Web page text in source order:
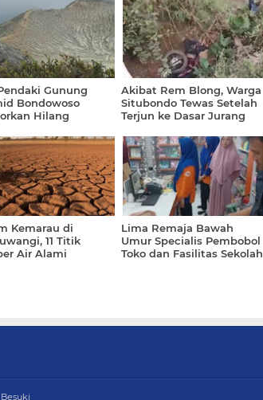
Gunung
Bondowoso
Hilang
Akibat Rem Blong, Warga
Situbondo Tewas Setelah
Terjun ke Dasar Jurang
Kemarau di
11 Titik
Air Alami
Lima Remaja Bawah
Umur Specialis Pembobol
Toko dan Fasilitas Sekolah